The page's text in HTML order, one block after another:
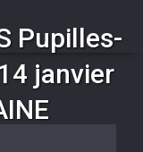
Pupilles-
janvier